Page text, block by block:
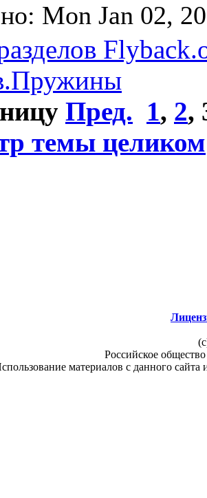
Mon Jan 02,
Пред. 1, 2,
темы целиком
Российское
материалов с данного